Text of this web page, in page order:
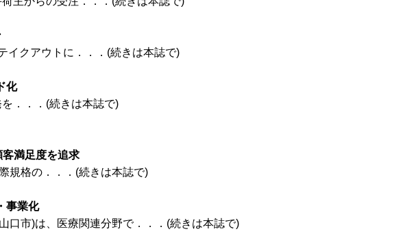
イクアウトに．．．(続きは本誌で)
化
．．．(続きは本誌で)
満足度を追求
規格の．．．(続きは本誌で)
事業化
市)は、医療関連分野で．．．(続きは本誌で)